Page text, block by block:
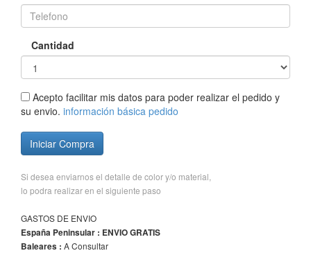
Cantidad
Acepto facilitar mis datos para poder realizar el pedido y
su envio. información básica pedido
Iniciar Compra
Si desea enviarnos el detalle de color y/o material,
lo podra realizar en el siguiente paso
GASTOS DE ENVIO
España Peninsular : ENVIO GRATIS
Baleares : A Consultar